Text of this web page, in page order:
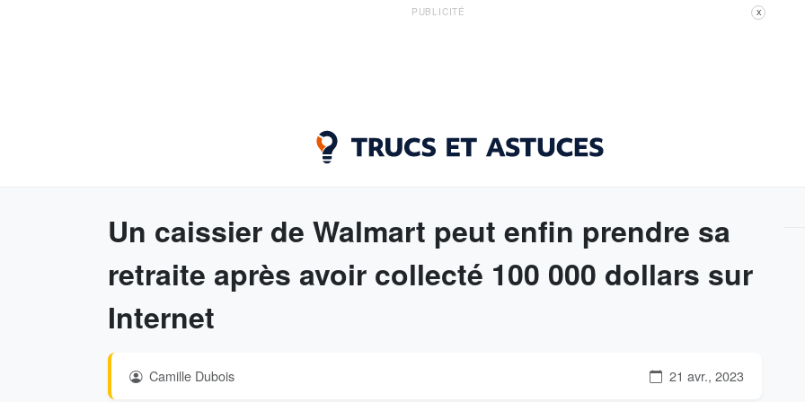
PUBLICITÉ X
Un caissier de Walmart peut enfin prendre sa
retraite après avoir collecté 100 000 dollars sur
Internet
Camille Dubois 21 avr., 2023